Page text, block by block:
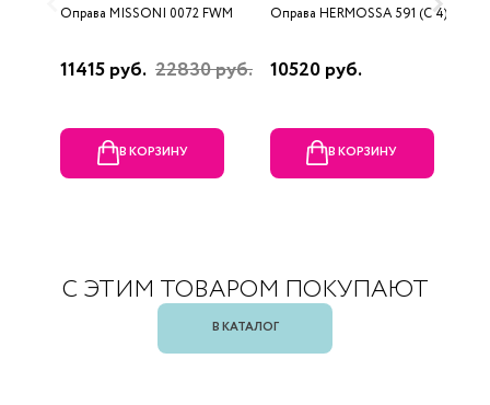
Оправа MISSONI 0072 FWM
11415 руб. 22830 руб.
В КОРЗИНУ
Оправа HERMOSSA 591 (C 4)
10520 руб.
В КОРЗИНУ
С ЭТИМ ТОВАРОМ ПОКУПАЮТ
В КАТАЛОГ